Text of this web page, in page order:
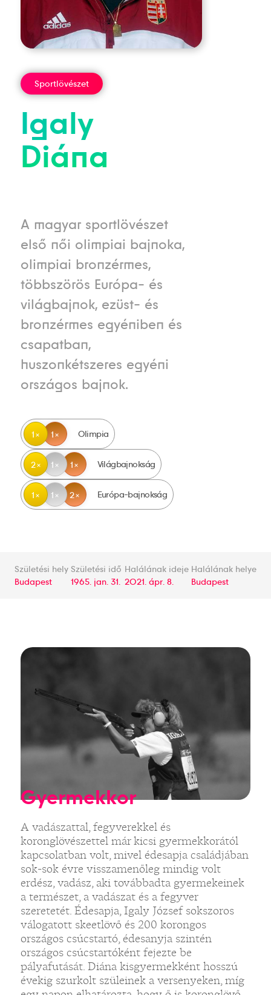
Sportlövészet
Igaly
Diána
A magyar sportlövészet
első női olimpiai bajnoka,
olimpiai bronzérmes,
többszörös Európa- és
világbajnok, ezüst- és
bronzérmes egyéniben és
csapatban,
huszonkétszeres egyéni
országos bajnok.
1 1 Olimpia
2 1 1 Világbajnokság
1 1 2 Európa-bajnokság
Születési hely
Budapest
Születési idő
1965. jan. 31.
Halálának ideje
2021. ápr. 8.
Halálának helye
Budapest
Gyermekkor
A vadászattal, fegyverekkel és
koronglövészettel már kicsi gyermekkorától
kapcsolatban volt, mivel édesapja családjában
sok-sok évre visszamenőleg mindig volt
erdész, vadász, aki továbbadta gyermekeinek
a természet, a vadászat és a fegyver
szeretetét. Édesapja, Igaly József sokszoros
válogatott skeetlövő és 200 korongos
országos csúcstartó, édesanyja szintén
országos csúcstartóként fejezte be
pályafutását. Diána kisgyermekként hosszú
évekig szurkolt szüleinek a versenyeken, míg